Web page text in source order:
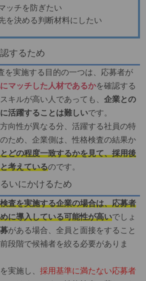
ッチを防ぎたい
を決める判断材料にしたい
するため
を実施する目的の一つは、応募者が
マッチした人材であるかを確認する
キルが高い人であっても、 企業との
活躍することは難しいです。
向性が異なる分、活躍する社員の特
ため、企業側は、性格検査の結果か
どの程度一致するかを見て、採用後
考えているのです。
いにかけるため
査を実施する企業の場合は、応募者
に導入している可能性が高いでしょ
がある場合、全員と面接をすること
段階で候補者を絞る必要がありま
実施し、 採用基準に満たない応募者